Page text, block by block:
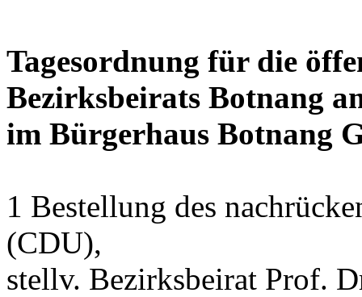
Tagesordnung für die
Bezirksbeirats Botnang
im Bürgerhaus Botnang
1 Bestellung des
(CDU),
stellv. Bezirksbeirat Prof.